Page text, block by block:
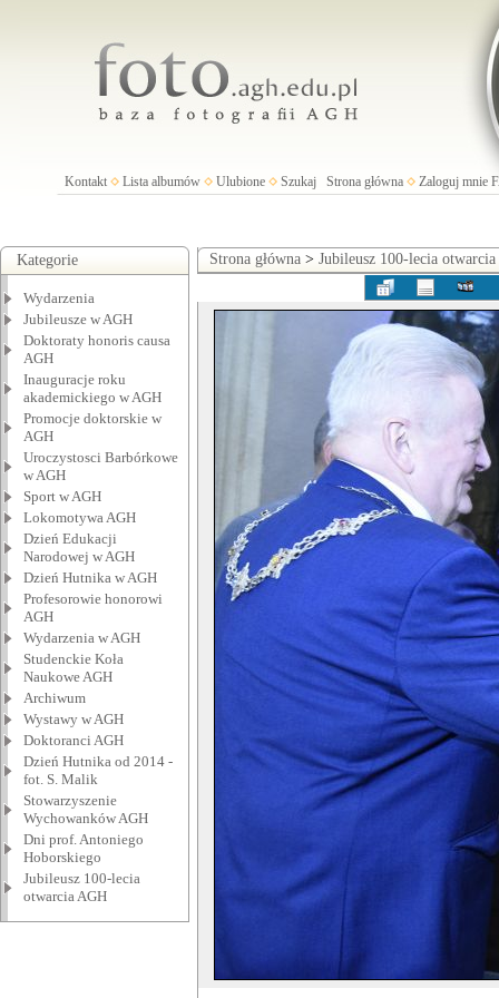
Kontakt Lista albumów Ulubione Szukaj Strona główna Zaloguj mnie
Kategorie
Wydarzenia
Jubileusze w AGH
Doktoraty honoris causa
AGH
Inauguracje roku
akademickiego w AGH
Promocje doktorskie w
AGH
Uroczystosci Barbórkowe
w AGH
Sport w AGH
Lokomotywa AGH
Dzień Edukacji
Narodowej w AGH
Dzień Hutnika w AGH
Profesorowie honorowi
AGH
Wydarzenia w AGH
Studenckie Koła
Naukowe AGH
Archiwum
Wystawy w AGH
Doktoranci AGH
Dzień Hutnika od 2014 -
fot. S. Malik
Stowarzyszenie
Wychowanków AGH
Dni prof. Antoniego
Hoborskiego
Jubileusz 100-lecia
otwarcia AGH
Strona główna > Jubileusz 100-lecia